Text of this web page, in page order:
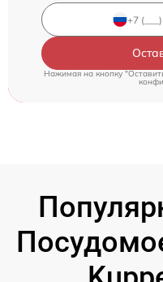
Нажимая на кнопку